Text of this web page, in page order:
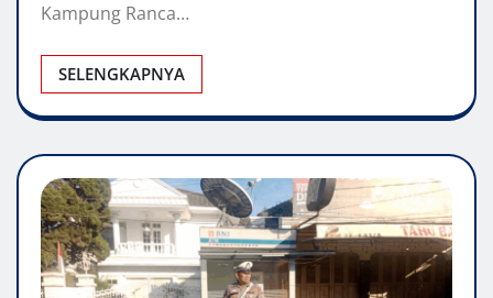
Kampung Ranca…
SELENGKAPNYA